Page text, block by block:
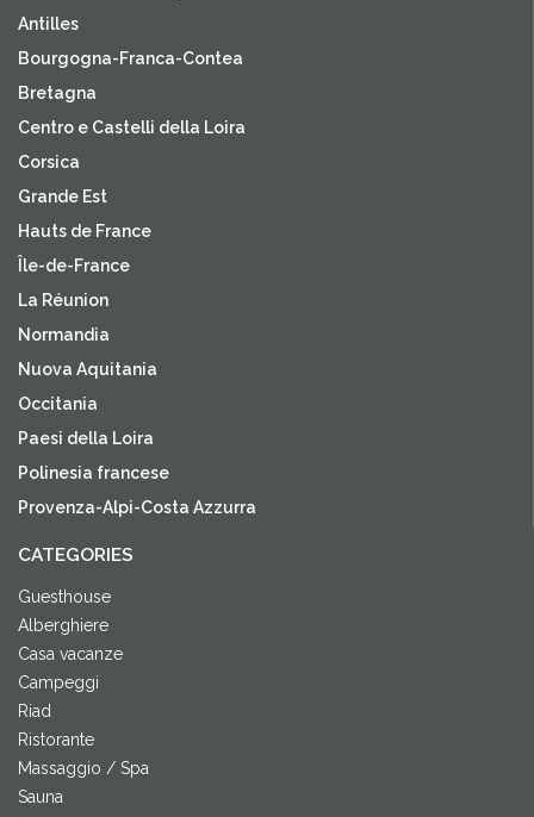
Antilles
Bourgogna-Franca-Contea
Bretagna
Centro e Castelli della Loira
Corsica
Grande Est
Hauts de France
Île-de-France
La Réunion
Normandia
Nuova Aquitania
Occitania
Paesi della Loira
Polinesia francese
Provenza-Alpi-Costa Azzurra
CATEGORIES
Guesthouse
Alberghiere
Casa vacanze
Campeggi
Riad
Ristorante
Massaggio / Spa
Sauna